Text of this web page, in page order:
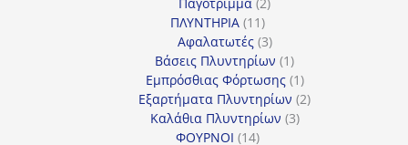
ΠΛΥΝΤΗΡΙΑ 1111
προϊόντα
Αφαλατωτές 33
προϊόντα
Βάσεις Πλυντηρίων 11
προϊόν
Εμπρόσθιας Φόρτωσης 11
προϊόν
Εξαρτήματα Πλυντηρίων 22
Καλάθια Πλυντηρίων 33
ΦΟΥΡΝΟΙ 1414